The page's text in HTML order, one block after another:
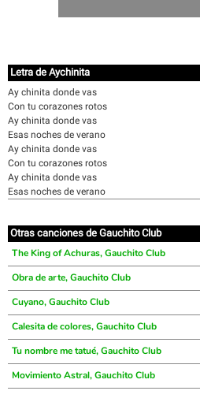
Letra de Aychinita
Ay chinita donde vas
Con tu corazones rotos
Ay chinita donde vas
Esas noches de verano
Ay chinita donde vas
Con tu corazones rotos
Ay chinita donde vas
Esas noches de verano
Otras canciones de Gauchito Club
The King of Achuras, Gauchito Club
Obra de arte, Gauchito Club
Cuyano, Gauchito Club
Calesita de colores, Gauchito Club
Tu nombre me tatué, Gauchito Club
Movimiento Astral, Gauchito Club